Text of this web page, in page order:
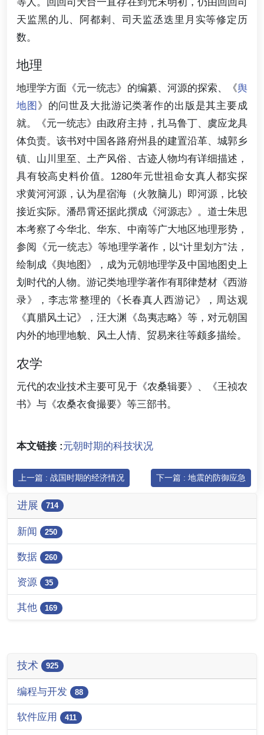
天监黑的儿、阿都剌、司天监丞迭里月实等修定历
数。
地理
地理学方面《元一统志》的编纂、河源的探索、《舆
地图 》的问世及大批游记类著作的出版是其主要成
就。《元一统志》由政府主持，扎马鲁丁、虞应龙具
体负责。该书对中国各路府州县的建置沿革、城郭乡
镇、山川里至、土产风俗、古迹人物均有详细描述，
具有较高史料价值。1280年元世祖命女真人都实探
求黄河河源，认为星宿海（火敦脑儿）即河源，比较
接近实际。潘昂霄还据此撰成《河源志》。道士朱思
本考察了今华北、华东、中南等广大地区地理形势，
参阅《元一统志》等地理学著作，以“计里划方”法，
绘制成《舆地图》，成为元朝地理学及中国地图史上
划时代的人物。游记类地理学著作有耶律楚材《西游
录》，李志常整理的《长春真人西游记》，周达观
《真腊风土记》，汪大渊《岛夷志略》等，对元朝国
内外的地理地貌、风土人情、贸易来往等颇多描绘。
农学
元代的农业技术主要可见于《农桑辑要》、《王祯农
书》与《农桑衣食撮要》等三部书。
本文链接 :元朝时期的科技状况
上一篇 : 战国时期的经济情况 下一篇 : 地震的防御应急
进展 714
新闻 250
数据 260
资源 35
其他 169
技术 925
编程与开发 88
软件应用 411